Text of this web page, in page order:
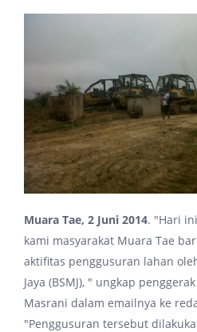
Muara Tae, 2 Juni 2014. "Hari
kami masyarakat Muara Tae
aktifitas penggusuran lahan
Jaya (BSMJ), " ungkap
Masrani dalam emailnya ke
"Penggusuran tersebut